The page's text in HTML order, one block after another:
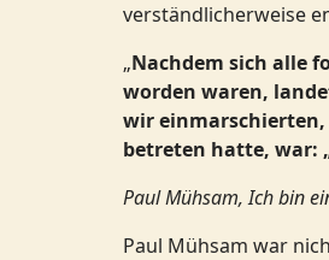
verständlicherweise
„Nachdem sich alle
worden waren,
wir einmarschierten,
betreten hatte, war:
Paul Mühsam, Ich bin
Paul Mühsam war